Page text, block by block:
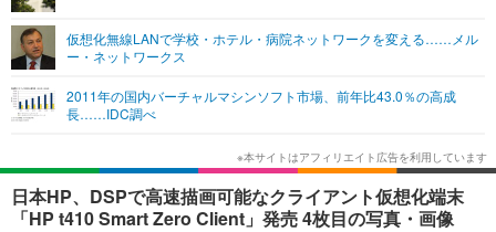
ネタ
ショッピング その他
SPEED TEST
エンタメ
エンタメTOP
韓国・芸能
音楽 スポーツ
ライフ
ライフTOP グルメ
ペット ショッピング
リリース一覧
プッシュ通知の停止方法
仮想化無線LANで学校・ホテル・病院ネットワークを変える……メル
ー・ネットワークス
2011年の国内バーチャルマシンソフト市場、前年比43.0％の高成
長……IDC調べ
日本HP、DSPで高速描画可能なクライアント仮想化端末
「HP t410 Smart Zero Client」発売 4枚目の写真・画像